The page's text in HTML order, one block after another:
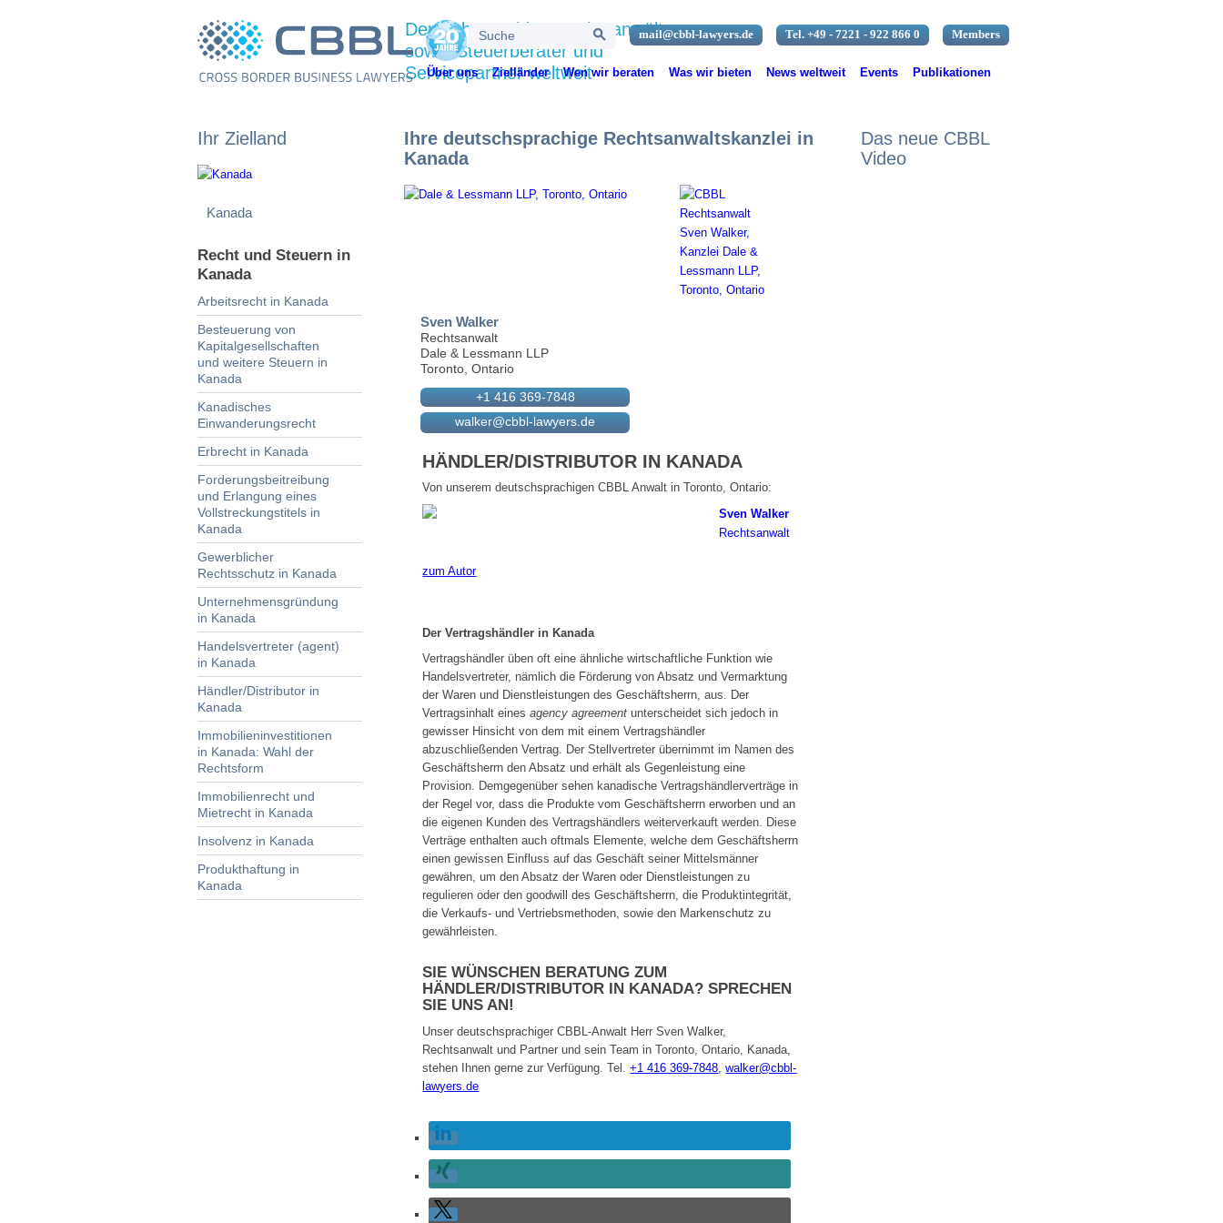
Search
for:
Search Button
mail@cbbl-lawyers.de Tel. +49 - 7221 - 922 866 0 Members
Über uns Zielländer Wen wir beraten Was wir bieten News weltweit Events Publikationen
Deutschsprachige Rechtsanwälte
sowie Steuerberater und
Servicepartner weltweit
Ihr Zielland
Recht und Steuern in
Kanada
Arbeitsrecht in Kanada
Besteuerung von
Kapitalgesellschaften
und weitere Steuern in
Kanada
Kanadisches
Einwanderungsrecht
Erbrecht in Kanada
Forderungsbeitreibung
und Erlangung eines
Vollstreckungstitels in
Kanada
Gewerblicher
Rechtsschutz in Kanada
Unternehmensgründung
in Kanada
Handelsvertreter (agent)
in Kanada
Händler/Distributor in
Kanada
Immobilieninvestitionen
in Kanada: Wahl der
Rechtsform
Immobilienrecht und
Mietrecht in Kanada
Insolvenz in Kanada
Produkthaftung in
Kanada
Ihre deutschsprachige Rechtsanwaltskanzlei in
Kanada
Sven Walker
Rechtsanwalt
Dale & Lessmann LLP
Toronto, Ontario
+1 416 369-7848
walker@cbbl-lawyers.de
HÄNDLER/DISTRIBUTOR IN KANADA
Von unserem deutschsprachigen CBBL Anwalt in Toronto, Ontario:
Sven Walker
Rechtsanwalt
zum Autor
Der Vertragshändler in Kanada
Vertragshändler üben oft eine ähnliche wirtschaftliche Funktion wie
Handelsvertreter, nämlich die Förderung von Absatz und Vermarktung
der Waren und Dienstleistungen des Geschäftsherrn, aus. Der
Vertragsinhalt einesagency agreement unterscheidet sich jedoch in
gewisser Hinsicht von dem mit einem Vertragshändler
abzuschließenden Vertrag. Der Stellvertreter übernimmt im Namen des
Geschäftsherrn den Absatz und erhält als Gegenleistung eine
Provision. Demgegenüber sehen kanadische Vertragshändlerverträge in
der Regel vor, dass die Produkte vom Geschäftsherrn erworben und an
die eigenen Kunden des Vertragshändlers weiterverkauft werden. Diese
Verträge enthalten auch oftmals Elemente, welche dem Geschäftsherrn
einen gewissen Einfluss auf das Geschäft seiner Mittelsmänner
gewähren, um den Absatz der Waren oder Dienstleistungen zu
regulieren oder den goodwill des Geschäftsherrn, die Produktintegrität,
die Verkaufs- und Vertriebsmethoden, sowie den Markenschutz zu
gewährleisten.
SIE WÜNSCHEN BERATUNG ZUM
HÄNDLER/DISTRIBUTOR IN KANADA? SPRECHEN
SIE UNS AN!
Unser deutschsprachiger CBBL-Anwalt Herr Sven Walker,
Rechtsanwalt und Partner und sein Team in Toronto, Ontario, Kanada,
stehen Ihnen gerne zur Verfügung.Tel.+1 416 369-7848 ,walker@cbbl-
lawyers.de
Das neue CBBL
Video